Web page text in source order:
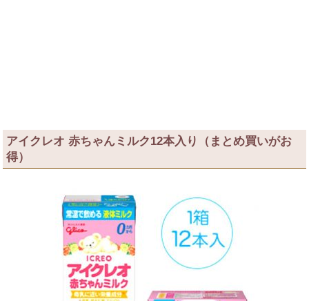
アイクレオ 赤ちゃんミルク12本入り（まとめ買いがお
得）